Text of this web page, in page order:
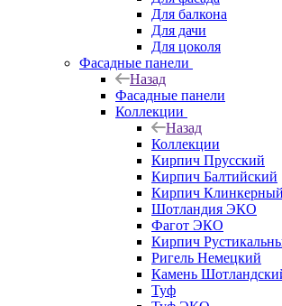
Для балкона
Для дачи
Для цоколя
Фасадные панели
Назад
Фасадные панели
Коллекции
Назад
Коллекции
Кирпич Прусский
Кирпич Балтийский
Кирпич Клинкерный
Шотландия ЭКО
Фагот ЭКО
Кирпич
Ригель Немецкий
Камень
Туф